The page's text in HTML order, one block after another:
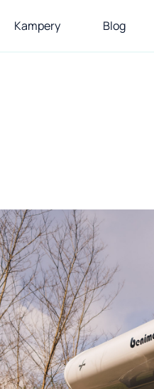
Kampery Blog